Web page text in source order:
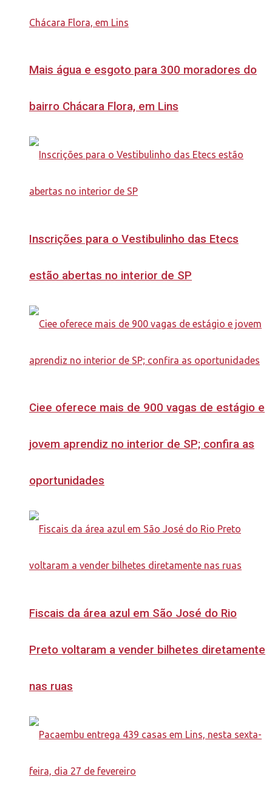
Mais água e esgoto para 300 moradores do
bairro Chácara Flora, em Lins
Inscrições para o Vestibulinho das Etecs
estão abertas no interior de SP
Ciee oferece mais de 900 vagas de estágio e
jovem aprendiz no interior de SP; confira as
oportunidades
Fiscais da área azul em São José do Rio
Preto voltaram a vender bilhetes diretamente
nas ruas